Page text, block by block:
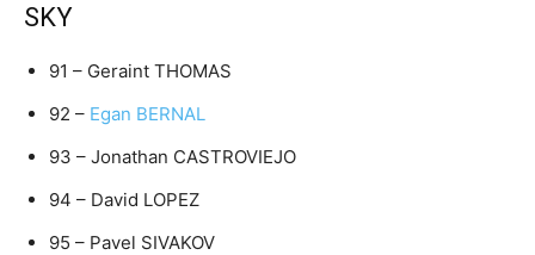
SKY
91 – Geraint THOMAS
92 – Egan BERNAL
93 – Jonathan CASTROVIEJO
94 – David LOPEZ
95 – Pavel SIVAKOV